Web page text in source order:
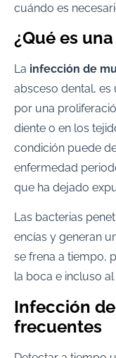
cuándo es
¿Qué es
La infección de
absceso dental,
por una
diente o en los
condición puede
enfermedad
que ha dejado
Las bacterias
encías y generan
se frena a tiempo,
la boca e incluso
Infección
frecuentes